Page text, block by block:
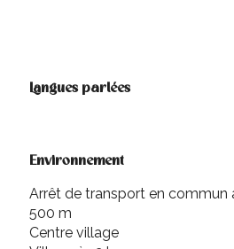
Langues parlées
Langues parlées
Environnement
Environnement
Arrêt de transport en commun
500 m
Centre village